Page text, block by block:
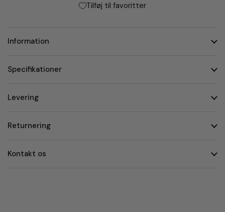
Tilføj til favoritter
Information
Specifikationer
Levering
Returnering
Kontakt os